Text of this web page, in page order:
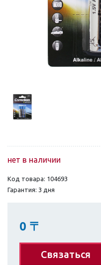
нет в наличии
Код товара: 104693
Гарантия: 3 дня
0 〒
Связаться